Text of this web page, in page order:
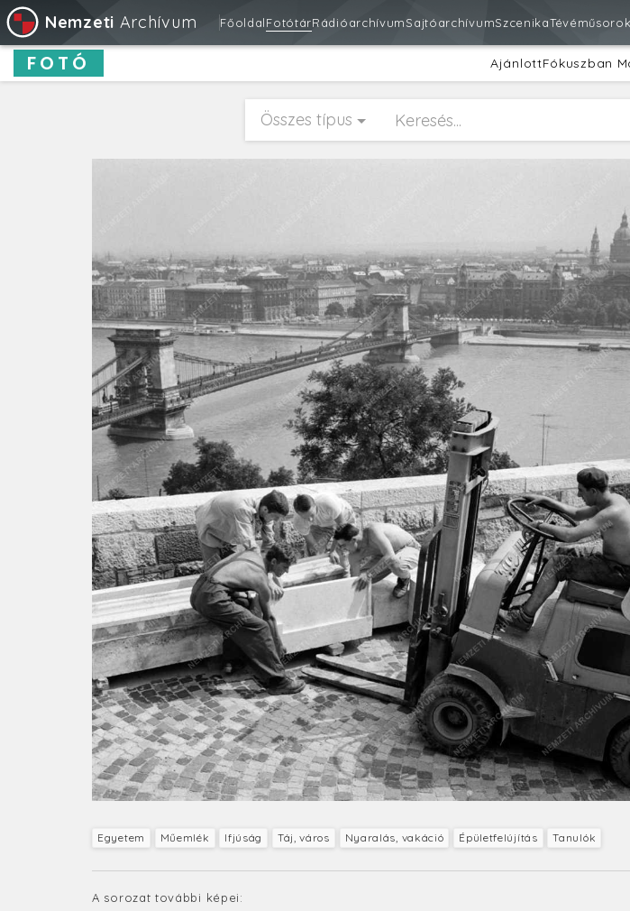
Nemzeti Archívum FőoldalFotótárRádióarchívumSajtóarchívumSzcenikaTévéműsorok
FOTÓ AjánlottFókuszban
Összes típus
Egyetem Műemlék Ifjúság Táj, város Nyaralás, vakáció Épületfelújítás Tanulók
A sorozat további képei: